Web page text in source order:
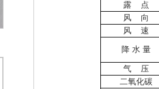
露 点
风 向
风 速
降 水 量
气 压
二氧化碳